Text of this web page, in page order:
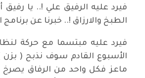
فيرد عليه الرفيق علي !.. يا
الطبخ والارزاق !.. خبرنا عن برنامج
فيرد عليه مبتسما مع حركة
الأسبوع القادم سوف نذبح (
ماعز فكل واحد من الرفاق يصرخ